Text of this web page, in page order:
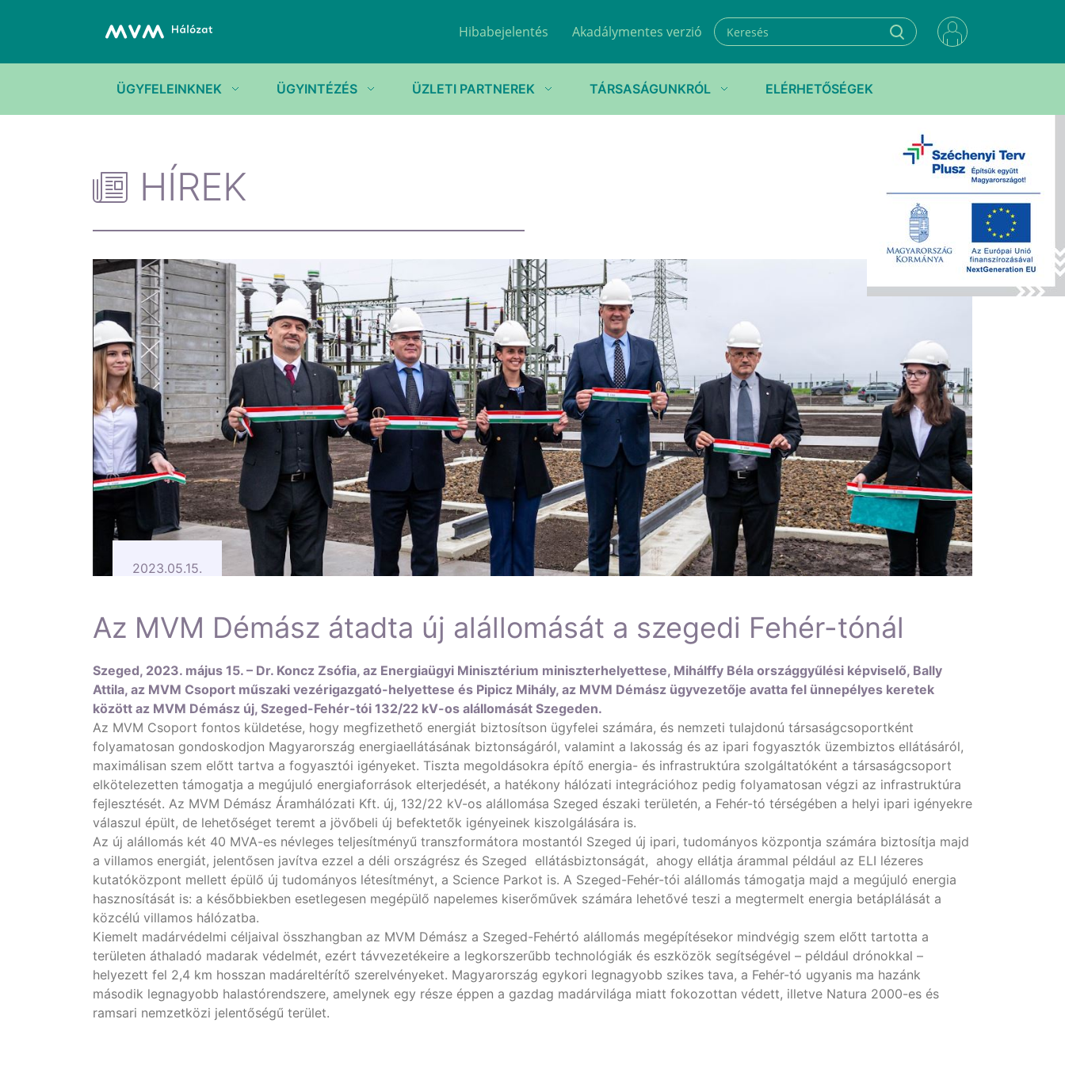
Hibabejelentés Akadálymentes verzió
ÜGYFELEINKNEK ÜGYINTÉZÉS ÜZLETI PARTNEREK TÁRSASÁGUNKRÓL ELÉRHETŐSÉGEK
HÍREK
2023.05.15.
Az MVM Démász átadta új alállomását a szegedi Fehér-tónál
Szeged, 2023. május 15. – Dr. Koncz Zsófia, az Energiaügyi Minisztérium miniszterhelyettese, Mihálffy Béla országgyűlési képviselő, Bally
Attila, az MVM Csoport műszaki vezérigazgató-helyettese és Pipicz Mihály, az MVM Démász ügyvezetője avatta fel ünnepélyes keretek
között az MVM Démász új, Szeged-Fehér-tói 132/22 kV-os alállomását Szegeden.
Az MVM Csoport fontos küldetése, hogy megfizethető energiát biztosítson ügyfelei számára, és nemzeti tulajdonú társaságcsoportként
folyamatosan gondoskodjon Magyarország energiaellátásának biztonságáról, valamint a lakosság és az ipari fogyasztók üzembiztos ellátásáról,
maximálisan szem előtt tartva a fogyasztói igényeket. Tiszta megoldásokra építő energia- és infrastruktúra szolgáltatóként a társaságcsoport
elkötelezetten támogatja a megújuló energiaforrások elterjedését, a hatékony hálózati integrációhoz pedig folyamatosan végzi az infrastruktúra
fejlesztését. Az MVM Démász Áramhálózati Kft. új, 132/22 kV-os alállomása Szeged északi területén, a Fehér-tó térségében a helyi ipari igényekre
válaszul épült, de lehetőséget teremt a jövőbeli új befektetők igényeinek kiszolgálására is.
Az új alállomás két 40 MVA-es névleges teljesítményű transzformátora mostantól Szeged új ipari, tudományos központja számára biztosítja majd
a villamos energiát, jelentősen javítva ezzel a déli országrész és Szeged ellátásbiztonságát, ahogy ellátja árammal például az ELI lézeres
kutatóközpont mellett épülő új tudományos létesítményt, a Science Parkot is. A Szeged-Fehér-tói alállomás támogatja majd a megújuló energia
hasznosítását is: a későbbiekben esetlegesen megépülő napelemes kiserőművek számára lehetővé teszi a megtermelt energia betáplálását a
közcélú villamos hálózatba.
Kiemelt madárvédelmi céljaival összhangban az MVM Démász a Szeged-Fehértó alállomás megépítésekor mindvégig szem előtt tartotta a
területen áthaladó madarak védelmét, ezért távvezetékeire a legkorszerűbb technológiák és eszközök segítségével – például drónokkal –
helyezett fel 2,4 km hosszan madáreltérítő szerelvényeket. Magyarország egykori legnagyobb szikes tava, a Fehér-tó ugyanis ma hazánk
második legnagyobb halastórendszere, amelynek egy része éppen a gazdag madárvilága miatt fokozottan védett, illetve Natura 2000-es és
ramsari nemzetközi jelentőségű terület.